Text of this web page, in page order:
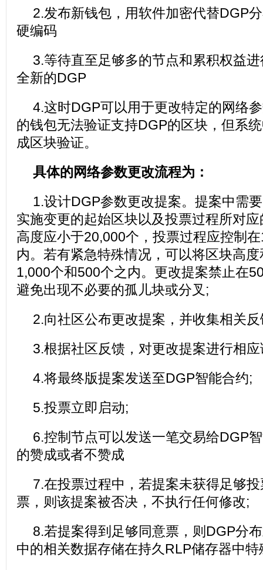
2.发布新钱包，用软件加密代替DGP
硬编码
3.等待直至足够多的节点和累积权益
全新的DGP
4.这时DGP可以用于更改特定的网络
的钱包无法验证支持DGP的区块，但系
成区块验证。
具体的网络参数更改流程为：
1.设计DGP参数更改提案。提案中需
实施变更的起始区块以及投票过程所对
高度应小于20,000个，投票过程应控制
内。若有紧急特殊情况，可以将区块高
1,000个和500个之内。更改提案禁止在
避免出现不必要的孤儿块或分叉;
2.向社区公布更改提案，并收集相关反
3.根据社区反馈，对更改提案进行相
4.将最终版提案发送至DGP智能合约;
5.投票立即启动;
6.控制节点可以发送一笔交易给DGP
的赞成或者不赞成
7.在投票过程中，若提案未获得足够
票，则该提案被否决，不执行任何修改;
8.若提案得到足够同意票，则DGP分
中的相关数据存储在持久RLP储存器中